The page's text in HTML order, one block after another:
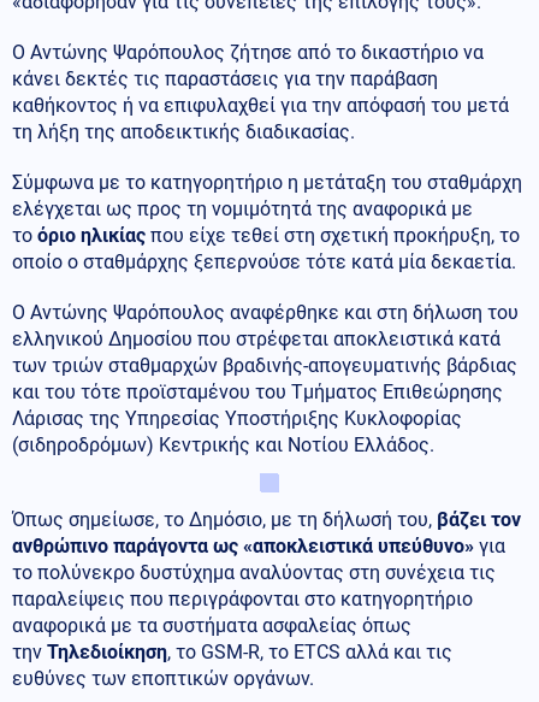
Ο Αντώνης Ψαρόπουλος ζήτησε από το δικαστήριο να
κάνει δεκτές τις παραστάσεις για την παράβαση
καθήκοντος ή να επιφυλαχθεί για την απόφασή του μετά
τη λήξη της αποδεικτικής διαδικασίας.
Σύμφωνα με το κατηγορητήριο η μετάταξη του σταθμάρχη
ελέγχεται ως προς τη νομιμότητά της αναφορικά με
το όριο ηλικίας που είχε τεθεί στη σχετική προκήρυξη, το
οποίο ο σταθμάρχης ξεπερνούσε τότε κατά μία δεκαετία.
Ο Αντώνης Ψαρόπουλος αναφέρθηκε και στη δήλωση του
ελληνικού Δημοσίου που στρέφεται αποκλειστικά κατά
των τριών σταθμαρχών βραδινής-απογευματινής βάρδιας
και του τότε προϊσταμένου του Τμήματος Επιθεώρησης
Λάρισας της Υπηρεσίας Υποστήριξης Κυκλοφορίας
(σιδηροδρόμων) Κεντρικής και Νοτίου Ελλάδος.
Όπως σημείωσε, το Δημόσιο, με τη δήλωσή του, βάζει τον
ανθρώπινο παράγοντα ως «αποκλειστικά υπεύθυνο» για
το πολύνεκρο δυστύχημα αναλύοντας στη συνέχεια τις
παραλείψεις που περιγράφονται στο κατηγορητήριο
αναφορικά με τα συστήματα ασφαλείας όπως
την Τηλεδιοίκηση, το GSM-R, το ETCS αλλά και τις
ευθύνες των εποπτικών οργάνων.